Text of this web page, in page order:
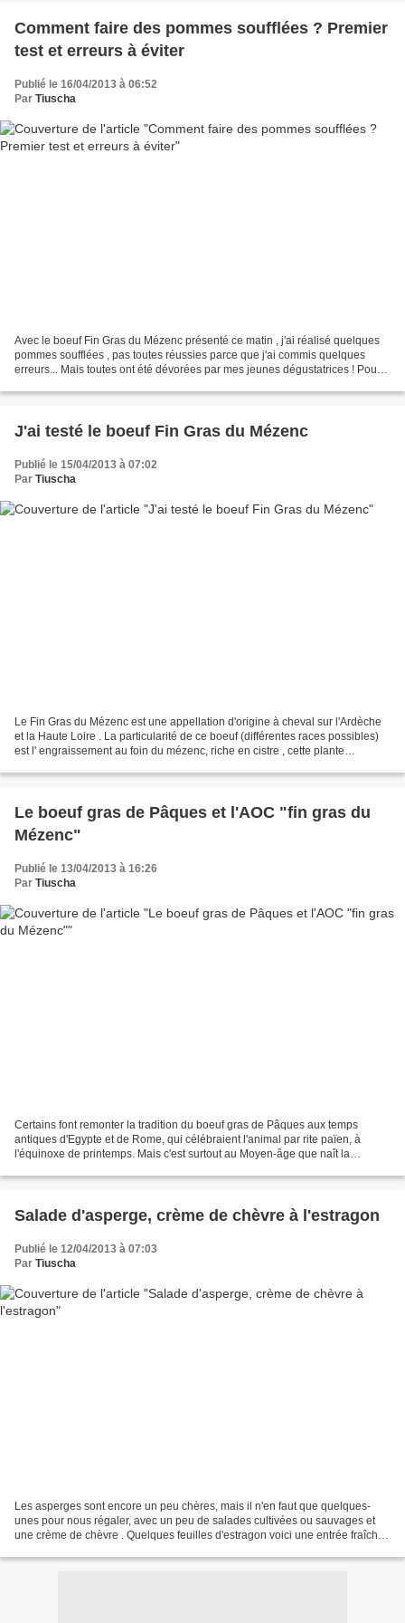
Comment faire des pommes soufflées ? Premier
test et erreurs à éviter
Publié le 16/04/2013 à 06:52
Par Tiuscha
Avec le boeuf Fin Gras du Mézenc présenté ce matin , j'ai réalisé quelques
pommes soufflées , pas toutes réussies parce que j'ai commis quelques
erreurs... Mais toutes ont été dévorées par mes jeunes dégustatrices ! Pour
J'ai testé le boeuf Fin Gras du Mézenc
Publié le 15/04/2013 à 07:02
Par Tiuscha
Le Fin Gras du Mézenc est une appellation d'origine à cheval sur l'Ardèche
et la Haute Loire . La particularité de ce boeuf (différentes races possibles)
est l' engraissement au foin du mézenc, riche en cistre , cette plante
Le boeuf gras de Pâques et l'AOC "fin gras du
Mézenc"
Publié le 13/04/2013 à 16:26
Par Tiuscha
Certains font remonter la tradition du boeuf gras de Pâques aux temps
antiques d'Egypte et de Rome, qui célébraient l'animal par rite païen, à
l'équinoxe de printemps. Mais c'est surtout au Moyen-âge que naît la
Salade d'asperge, crème de chèvre à l'estragon
Publié le 12/04/2013 à 07:03
Par Tiuscha
Les asperges sont encore un peu chères, mais il n'en faut que quelques-
unes pour nous régaler, avec un peu de salades cultivées ou sauvages et
une crème de chèvre . Quelques feuilles d'estragon voici une entrée fraîche